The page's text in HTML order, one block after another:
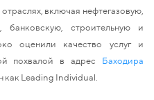
включая нефтегазовую,
банковскую, строительную и
оценили качество услуг и
похвалой в адрес Баходира
как Leading Individual.